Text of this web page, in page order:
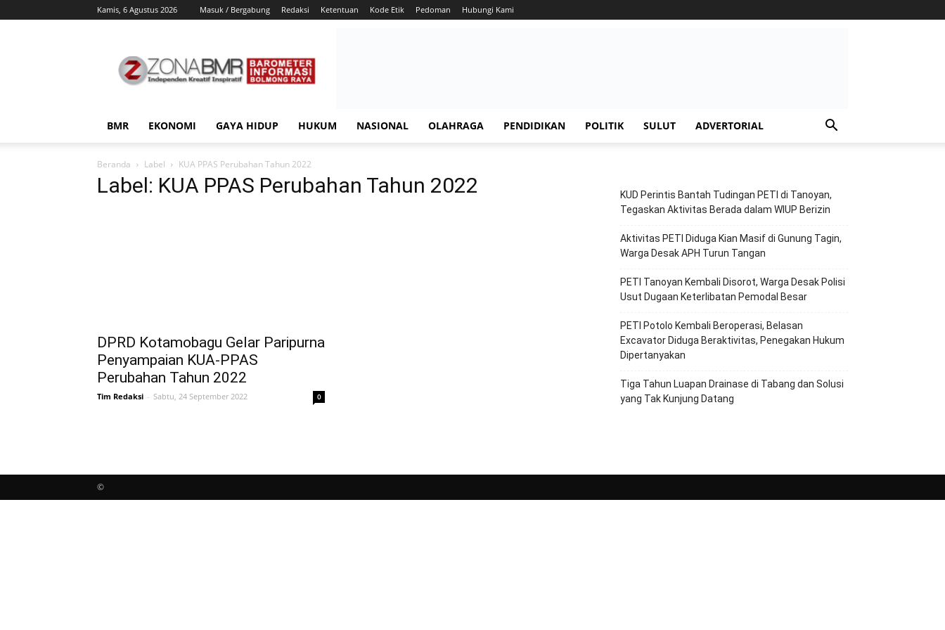
Kamis, 6 Agustus 2026 Masuk / Bergabung Redaksi Ketentuan Kode Etik Pedoman Hubungi Kami
BMR EKONOMI GAYA HIDUP HUKUM NASIONAL OLAHRAGA PENDIDIKAN POLITIK SULUT ADVERTORIAL
Beranda Label KUA PPAS Perubahan Tahun 2022
Label: KUA PPAS Perubahan Tahun 2022
DPRD Kotamobagu Gelar Paripurna
Penyampaian KUA-PPAS
Perubahan Tahun 2022
Tim Redaksi - Sabtu, 24 September 2022 0
KUD Perintis Bantah Tudingan PETI di Tanoyan,
Tegaskan Aktivitas Berada dalam WIUP Berizin
Aktivitas PETI Diduga Kian Masif di Gunung Tagin,
Warga Desak APH Turun Tangan
PETI Tanoyan Kembali Disorot, Warga Desak Polisi
Usut Dugaan Keterlibatan Pemodal Besar
PETI Potolo Kembali Beroperasi, Belasan
Excavator Diduga Beraktivitas, Penegakan Hukum
Dipertanyakan
Tiga Tahun Luapan Drainase di Tabang dan Solusi
yang Tak Kunjung Datang
©